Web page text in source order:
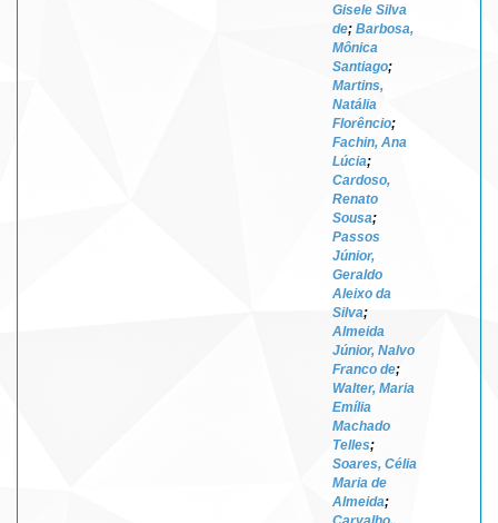
Gisele Silva
de; Barbosa,
Mônica
Santiago;
Martins,
Natália
Florêncio;
Fachin, Ana
Lúcia;
Cardoso,
Renato
Sousa;
Passos
Júnior,
Geraldo
Aleixo da
Silva;
Almeida
Júnior, Nalvo
Franco de;
Walter, Maria
Emília
Machado
Telles;
Soares, Célia
Maria de
Almeida;